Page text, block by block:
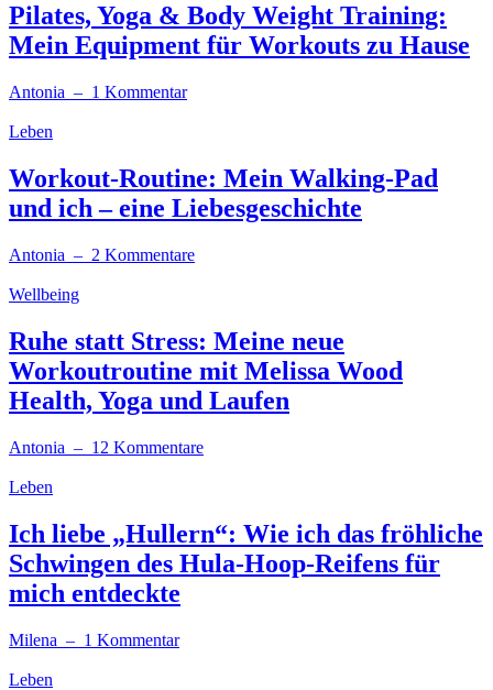
Pilates, Yoga & Body Weight Training:
Mein Equipment für Workouts zu Hause
Antonia – 1 Kommentar
Leben
Workout-Routine: Mein Walking-Pad
und ich – eine Liebesgeschichte
Antonia – 2 Kommentare
Wellbeing
Ruhe statt Stress: Meine neue
Workoutroutine mit Melissa Wood
Health, Yoga und Laufen
Antonia – 12 Kommentare
Leben
Ich liebe „Hullern“: Wie ich das fröhliche
Schwingen des Hula-Hoop-Reifens für
mich entdeckte
Milena – 1 Kommentar
Leben